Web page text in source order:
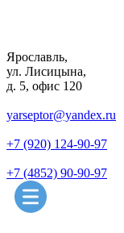
Ярославль,
ул. Лисицына,
д. 5, офис 120
yarseptor@yandex.ru
+7 (920) 124-90-97
+7 (4852) 90-90-97